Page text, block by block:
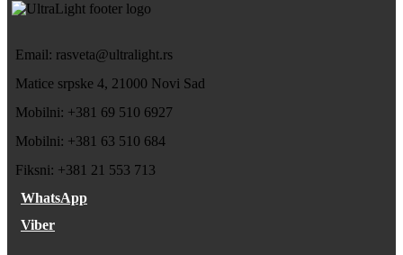
Email: rasveta@ultralight.rs
Matice srpske 4, 21000 Novi Sad
Mobilni: +381 69 510 6927
Mobilni: +381 63 510 684
Fiksni: +381 21 553 713
WhatsApp
Viber